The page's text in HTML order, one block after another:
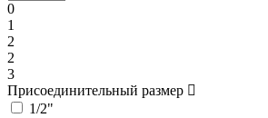
0
1
2
2
3
Присоединительный размер
1/2"